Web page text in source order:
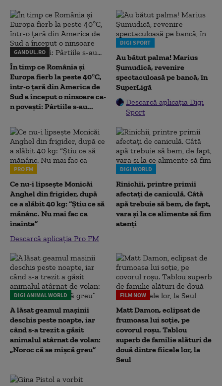
GANDUL.RO
În timp ce România și
Europa fierb la peste 40°C,
într-o țară din America de
Sud a început o ninsoare ca-
n povești: Pârtiile s-au...
DIGI SPORT
Au bătut palma! Marius
Șumudică, revenire
spectaculoasă pe bancă, în
SuperLigă
Descarcă aplicația Digi
Sport
PRO FM
Ce nu-i lipsește Monicăi
Anghel din frigider, după
ce a slăbit 40 kg: “Știu ce să
mănânc. Nu mai fac ca
înainte”
Descarcă aplicația Pro FM
DIGI WORLD
Rinichii, printre primii
afectați de caniculă. Câtă
apă trebuie să bem, de fapt,
vara și la ce alimente să fim
atenți
DIGI ANIMAL WORLD
A lăsat geamul mașinii
deschis peste noapte, iar
când s-a trezit a găsit
animalul atârnat de volan:
„Noroc că se mișcă greu”
FILM NOW
Matt Damon, eclipsat de
frumoasa lui soție, pe
covorul roșu. Tablou
superb de familie alături de
două dintre fiicele lor, la
Seul